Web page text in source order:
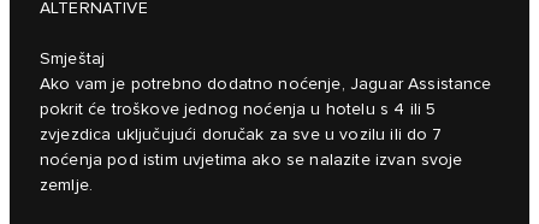
ALTERNATIVE
Smještaj
Ako vam je potrebno dodatno noćenje, Jaguar Assistance
pokrit će troškove jednog noćenja u hotelu s 4 ili 5
zvjezdica uključujući doručak za sve u vozilu ili do 7
noćenja pod istim uvjetima ako se nalazite izvan svoje
zemlje.